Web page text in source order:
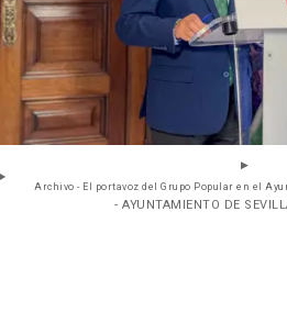
Archivo - El portavoz del Grupo Popular en el
- AYUNTAMIENTO DE